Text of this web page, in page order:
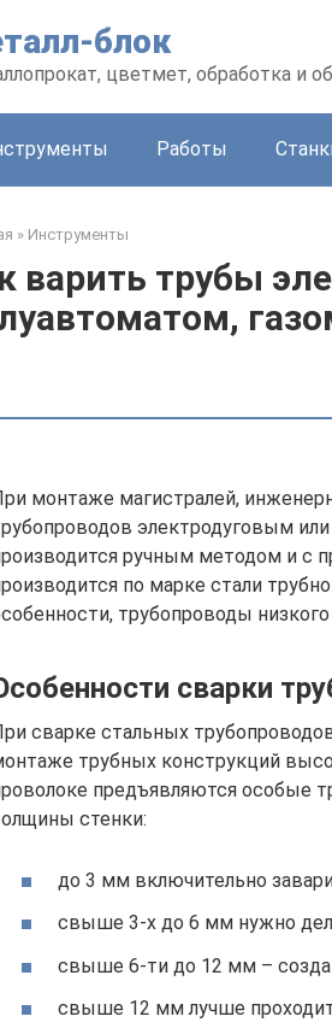
блок
цветмет, обработка и
Работы
» Инструменты
варить трубы
монтаже магистралей,
электродуговым
ручным методом и с
по марке стали
трубопроводы
сварки
сварке стальных
трубных конструкций
предъявляются особые
стенки:
до 3 мм включительно
свыше 3-х до 6 мм нужно
свыше 6-ти до 12 мм –
свыше 12 мм лучше